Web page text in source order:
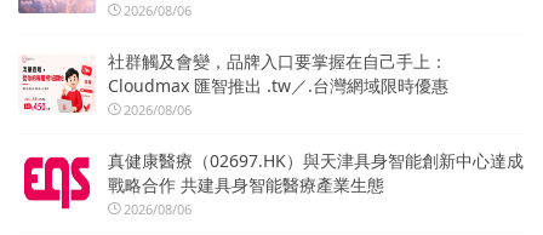
2026/08/06
社群觸及會變，品牌入口要掌握在自己手上：
Cloudmax 匯智推出 .tw／.台灣網域限時優惠
2026/08/06
真健康醫療（02697.HK）與天津具身智能創新中心達成
戰略合作 共建具身智能醫療產業生態
2026/08/06